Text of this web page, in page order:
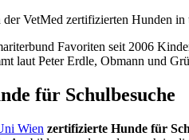
VetMed zertifizierten Hunden
Favoriten seit 2006
laut Peter Erdle, Obmann und
für Schulbesuche
Wien zertifizierte Hunde für